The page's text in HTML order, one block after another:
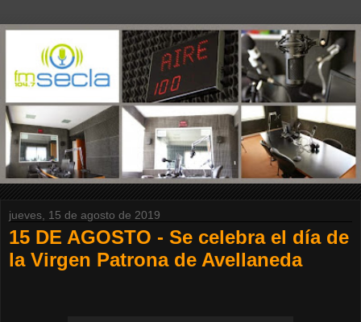
jueves, 15 de agosto de 2019
15 DE AGOSTO - Se celebra el día de
la Virgen Patrona de Avellaneda